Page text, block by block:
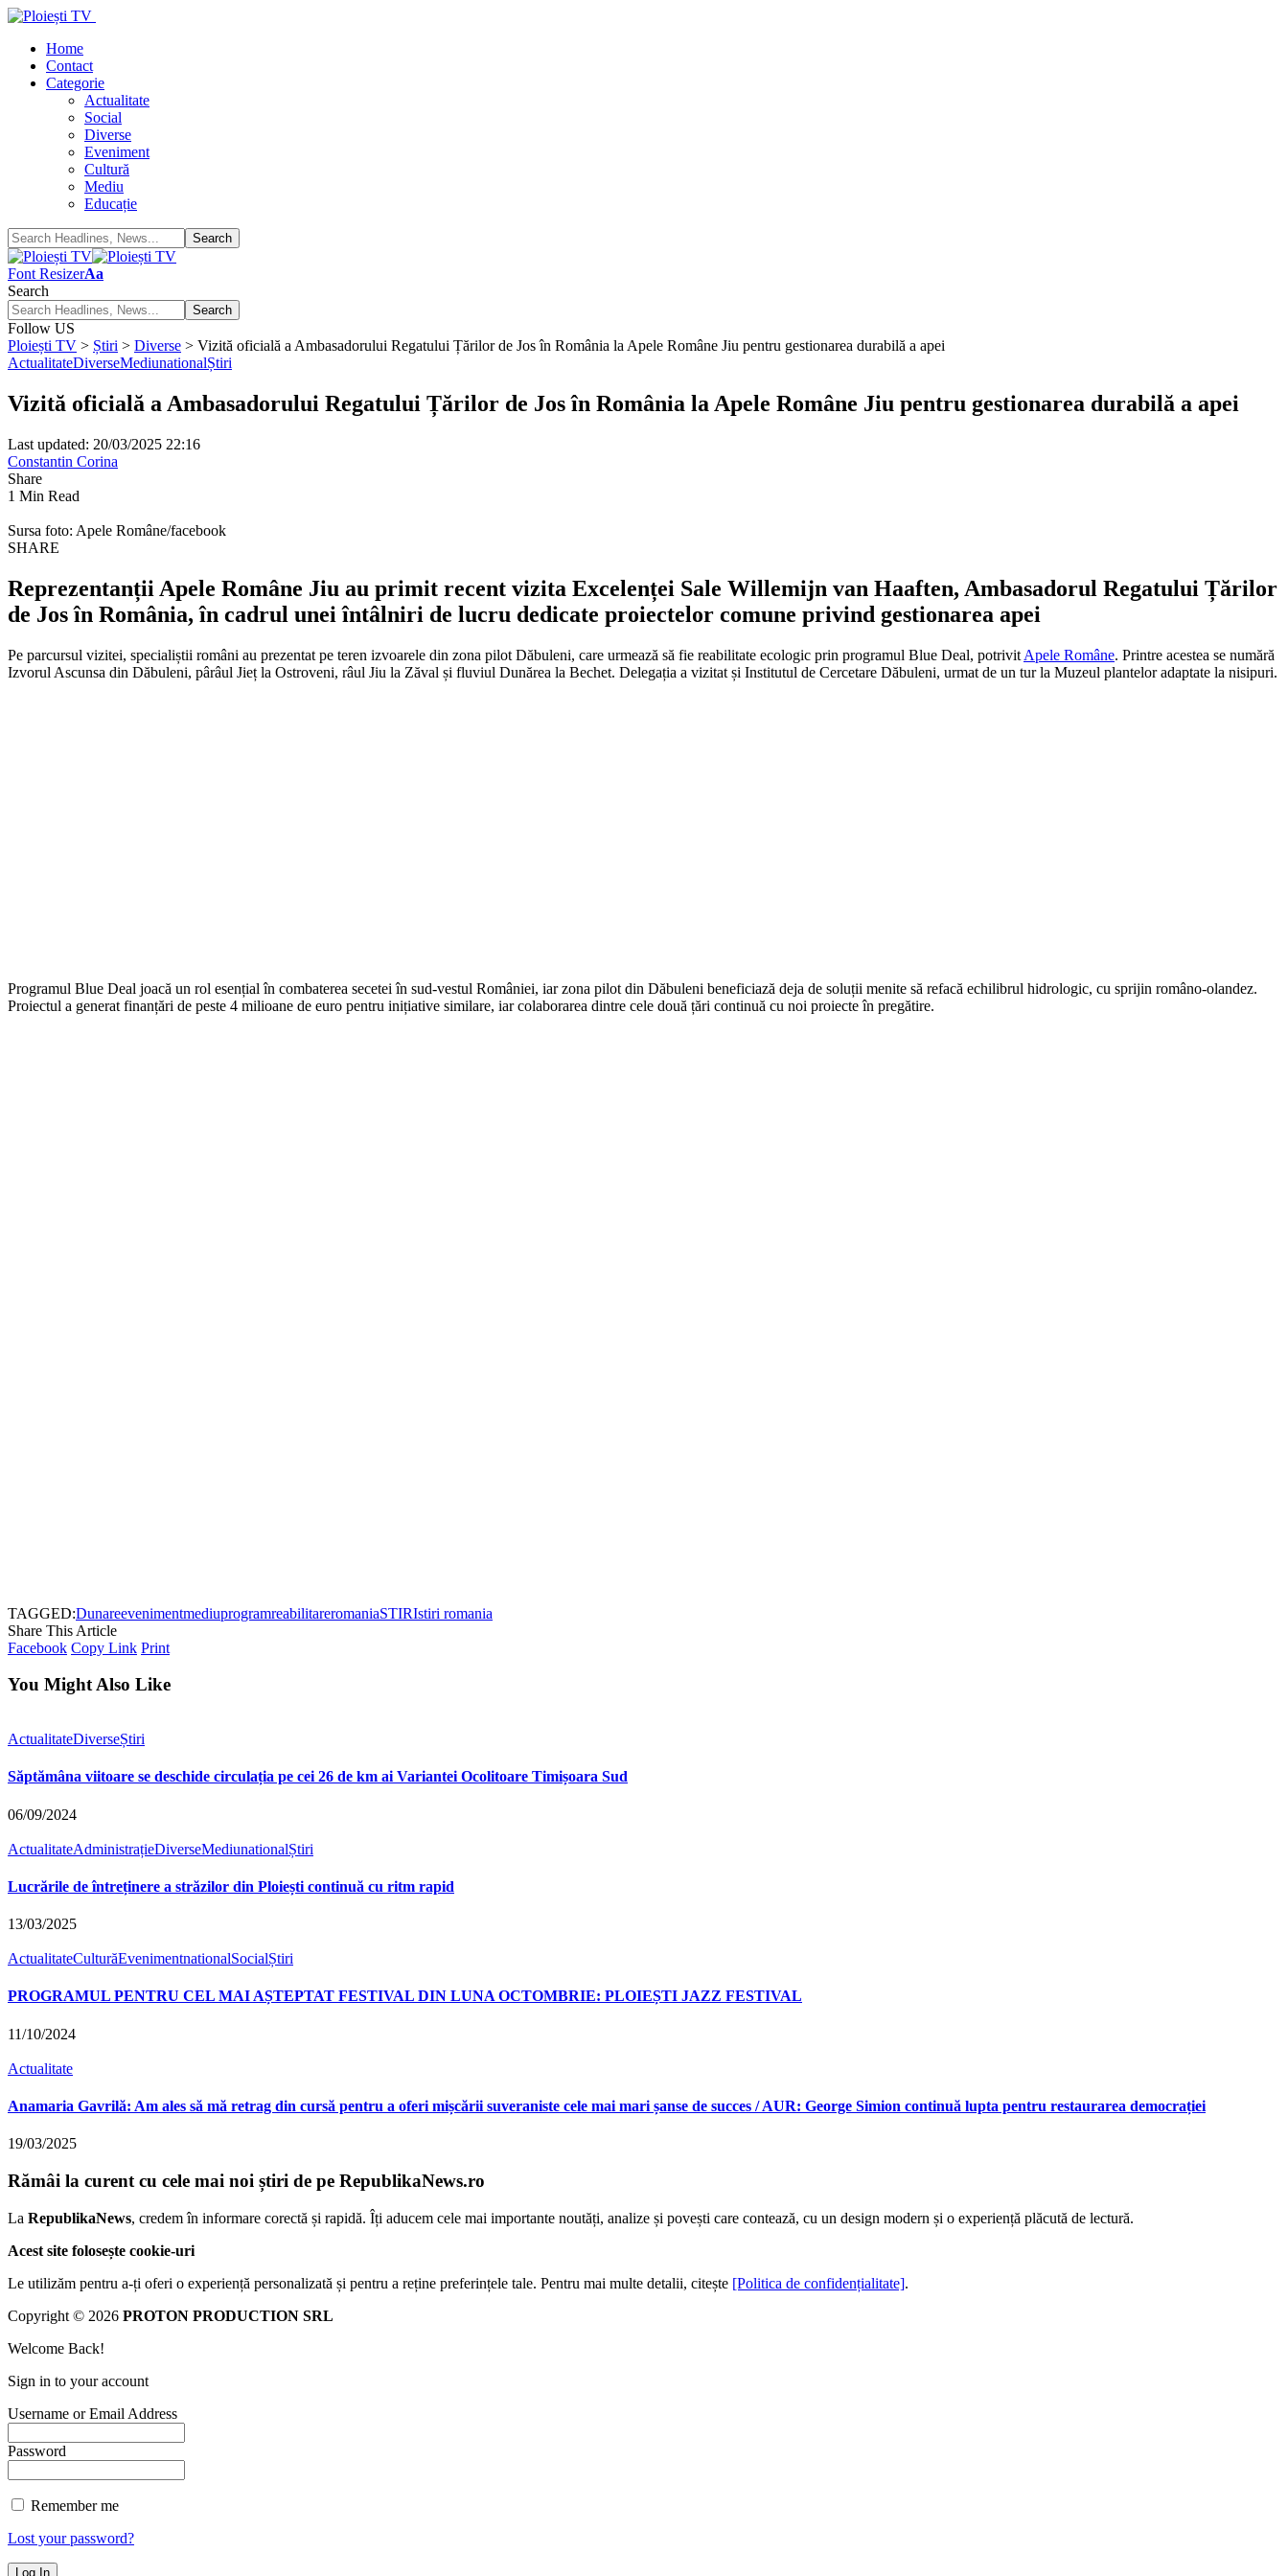
Home
Contact
Categorie
Actualitate
Social
Diverse
Eveniment
Cultură
Mediu
Educație
Font ResizerAa
Search
Follow US
Ploiești TV > Știri > Diverse > Vizită oficială a Ambasadorului Regatului Țărilor de Jos în România la Apele Române Jiu pentru gestionarea durabilă a apei
ActualitateDiverseMediunationalȘtiri
Vizită oficială a Ambasadorului Regatului Țărilor de Jos în România la Apele Române Jiu pentru gestionarea durabilă a apei
Last updated: 20/03/2025 22:16
Constantin Corina
Share
1 Min Read
Sursa foto: Apele Române/facebook
SHARE
Reprezentanții Apele Române Jiu au primit recent vizita Excelenței Sale Willemijn van Haaften, Ambasadorul Regatului Țărilor
de Jos în România, în cadrul unei întâlniri de lucru dedicate proiectelor comune privind gestionarea apei
Pe parcursul vizitei, specialiștii români au prezentat pe teren izvoarele din zona pilot Dăbuleni, care urmează să fie reabilitate ecologic prin programul Blue Deal, potrivit Apele Române. Printre acestea se numără
Izvorul Ascunsa din Dăbuleni, pârâul Jieț la Ostroveni, râul Jiu la Zăval și fluviul Dunărea la Bechet. Delegația a vizitat și Institutul de Cercetare Dăbuleni, urmat de un tur la Muzeul plantelor adaptate la nisipuri.
Programul Blue Deal joacă un rol esențial în combaterea secetei în sud-vestul României, iar zona pilot din Dăbuleni beneficiază deja de soluții menite să refacă echilibrul hidrologic, cu sprijin româno-olandez.
Proiectul a generat finanțări de peste 4 milioane de euro pentru inițiative similare, iar colaborarea dintre cele două țări continuă cu noi proiecte în pregătire.
TAGGED:DunareevenimentmediuprogramreabilitareromaniaSTIRIstiri romania
Share This Article
Facebook Copy Link Print
You Might Also Like
ActualitateDiverseȘtiri
Săptămâna viitoare se deschide circulația pe cei 26 de km ai Variantei Ocolitoare Timișoara Sud
06/09/2024
ActualitateAdministrațieDiverseMediunationalȘtiri
Lucrările de întreținere a străzilor din Ploiești continuă cu ritm rapid
13/03/2025
ActualitateCulturăEvenimentnationalSocialȘtiri
PROGRAMUL PENTRU CEL MAI AȘTEPTAT FESTIVAL DIN LUNA OCTOMBRIE: PLOIEȘTI JAZZ FESTIVAL
11/10/2024
Actualitate
Anamaria Gavrilă: Am ales să mă retrag din cursă pentru a oferi mișcării suveraniste cele mai mari șanse de succes / AUR: George Simion continuă lupta pentru restaurarea democrației
19/03/2025
Rămâi la curent cu cele mai noi știri de pe RepublikaNews.ro
La RepublikaNews, credem în informare corectă și rapidă. Îți aducem cele mai importante noutăți, analize și povești care contează, cu un design modern și o experiență plăcută de lectură.
Acest site folosește cookie-uri
Le utilizăm pentru a-ți oferi o experiență personalizată și pentru a reține preferințele tale. Pentru mai multe detalii, citește [Politica de confidențialitate].
Copyright © 2026 PROTON PRODUCTION SRL
Welcome Back!
Sign in to your account
Username or Email Address
Password
Remember me
Lost your password?